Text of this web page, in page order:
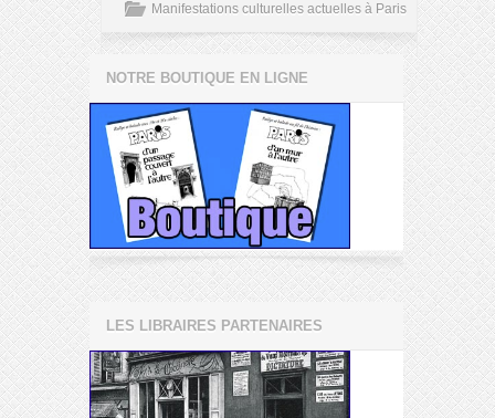
Manifestations culturelles actuelles à Paris
NOTRE BOUTIQUE EN LIGNE
LES LIBRAIRES PARTENAIRES